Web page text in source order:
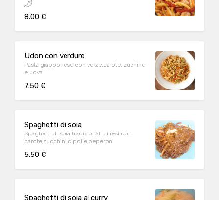
8.00 €
Udon con verdure
Pasta giapponese con verze,carote, zuchine
e uova
7.50 €
Spaghetti di soia
Spaghetti di soia tradizionali cinesi con
carote,zucchini,cipolle,peperoni
5.50 €
Spaghetti di soia al curry